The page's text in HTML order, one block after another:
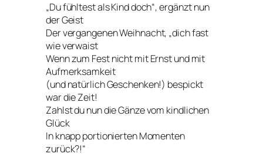
„Du fühltest als Kind doch“, ergänzt nun
der Geist
Der vergangenen Weihnacht, „dich fast
wie verwaist
Wenn zum Fest nicht mit Ernst und mit
Aufmerksamkeit
(und natürlich Geschenken!) bespickt
war die Zeit!
Zahlst du nun die Gänze vom kindlichen
Glück
In knapp portionierten Momenten
zurück?!“